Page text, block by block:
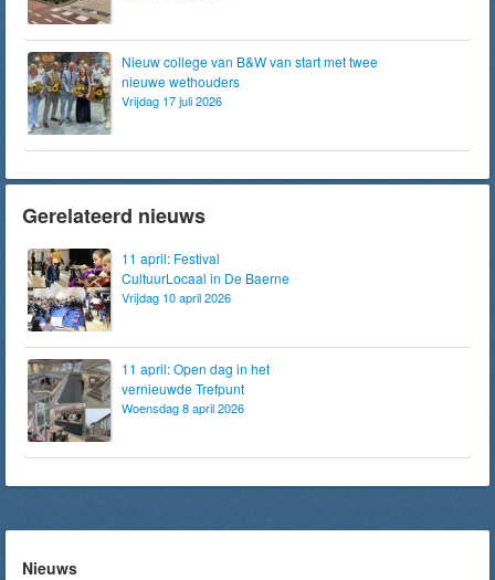
Nieuw college van B&W van start met twee
nieuwe wethouders
Vrijdag 17 juli 2026
Gerelateerd nieuws
11 april: Festival
CultuurLocaal in De Baerne
Vrijdag 10 april 2026
11 april: Open dag in het
vernieuwde Trefpunt
Woensdag 8 april 2026
Nieuws